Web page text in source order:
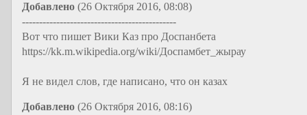
Добавлено (26 Октября 2016, 08:08)
---------------------------------------------
Вот что пишет Вики Каз про Доспанбета
https://kk.m.wikipedia.org/wiki/Доспамбет_жырау
Я не видел слов, где написано, что он казах
Добавлено (26 Октября 2016, 08:16)